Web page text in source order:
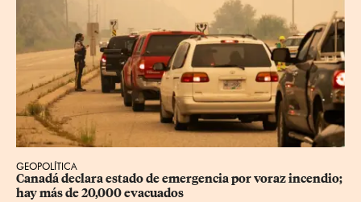
GEOPOLÍTICA
Canadá declara estado de emergencia por voraz incendio;
hay más de 20,000 evacuados